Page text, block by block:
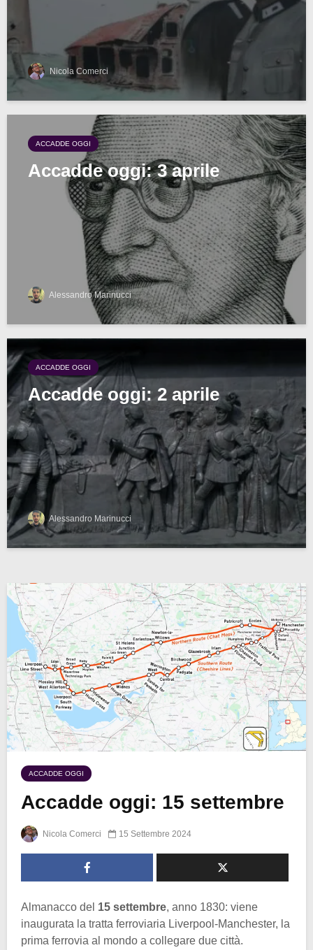
Nicola Comerci
ACCADDE OGGI
Accadde oggi: 3 aprile
Alessandro Marinucci
ACCADDE OGGI
Accadde oggi: 2 aprile
Alessandro Marinucci
ACCADDE OGGI
Accadde oggi: 15 settembre
Nicola Comerci 15 Settembre 2024
Almanacco del 15 settembre, anno 1830: viene
inaugurata la tratta ferroviaria Liverpool-Manchester, la
prima ferrovia al mondo a collegare due città.